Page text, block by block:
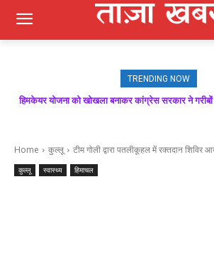
TRENDING NOW
मजबूत बूथ ही भाजपा की जीत की गारंटी, आगामी विधानसभा
Home कुल्लू टीम गोली द्वारा पतलीकूहल में रक्तदान शिविर
कुल्लू स्वास्थ्य हिमाचल